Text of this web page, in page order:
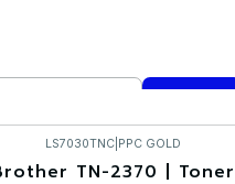
Comprar ahora
-30%
LS7030TNC| PPC GOLD
TN-2370 | Toner